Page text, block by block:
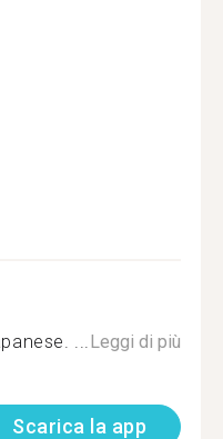
...Leggi di più
Scarica la app